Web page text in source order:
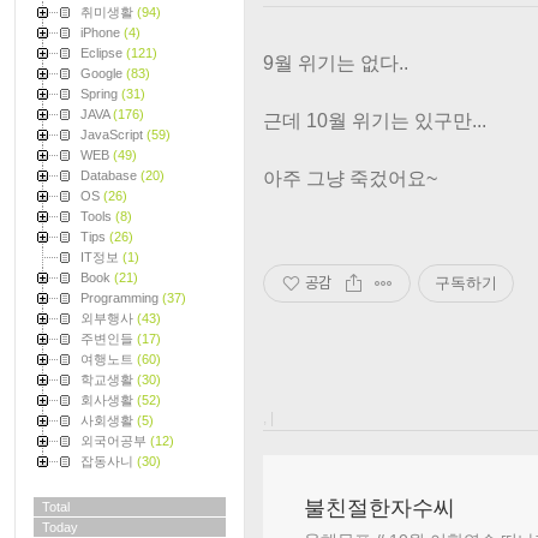
취미생활 (94)
iPhone (4)
Eclipse (121)
Google (83)
Spring (31)
JAVA(176)
JavaScript (59)
WEB (49)
Database (20)
OS (26)
Tools (8)
Tips (26)
IT정보 (1)
Book (21)
Programming (37)
외부행사 (43)
주변인들 (17)
여행노트 (60)
학교생활 (30)
회사생활 (52)
사회생활 (5)
외국어공부 (12)
잡동사니 (30)
Total
Today
9월 위기는 없다..
근데 10월 위기는 있구만...
아주 그냥 죽겄어요~
공감 구독하기
, |
불친절한자수씨